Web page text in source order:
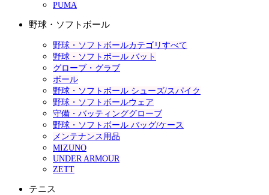
PUMA
野球・ソフトボール
野球・ソフトボールカテゴリすべて
野球・ソフトボール バット
グローブ・グラブ
ボール
野球・ソフトボール シューズ/スパイク
野球・ソフトボールウェア
守備・バッティンググローブ
野球・ソフトボール バッグ/ケース
メンテナンス用品
MIZUNO
UNDER ARMOUR
ZETT
テニス